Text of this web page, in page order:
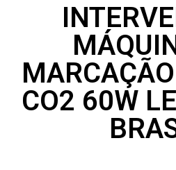
CO2 60W